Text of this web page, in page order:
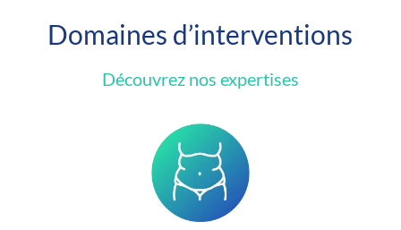
Domaines d’interventions
Découvrez nos expertises